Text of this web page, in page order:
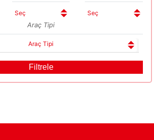
Araç Tipi
Araç Tipi